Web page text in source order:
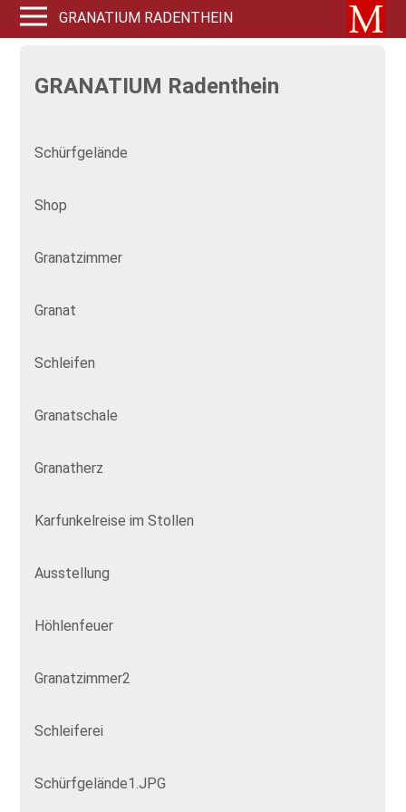
GRANATIUM RADENTHEIN
GRANATIUM Radenthein
Schürfgelände
Shop
Granatzimmer
Granat
Schleifen
Granatschale
Granatherz
Karfunkelreise im Stollen
Ausstellung
Höhlenfeuer
Granatzimmer2
Schleiferei
Schürfgelände1.JPG